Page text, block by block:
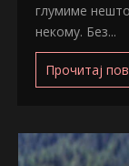
глумиме
некому. Без...
Прочитај